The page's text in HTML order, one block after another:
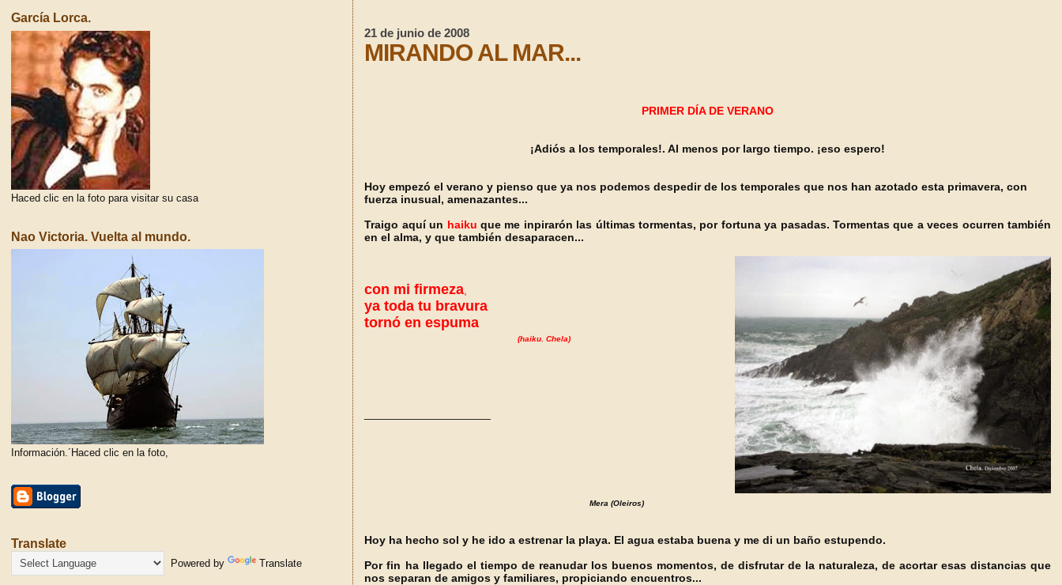
21 de junio de 2008
MIRANDO AL MAR...
PRIMER DÍA DE VERANO
¡Adiós a los temporales!. Al menos por largo tiempo. ¡eso espero!
Hoy empezó el verano y pienso que ya nos podemos despedir de los temporales que nos han azotado esta primavera, con
fuerza inusual, amenazantes...
Traigo aquí un haiku que me inpirarón las últimas tormentas, por fortuna ya pasadas. Tormentas que a veces ocurren también
en el alma, y que también desaparacen...
con mi firmeza
ya toda tu bravura
tornó en espuma
(haiku. Chela)
Mera (Oleiros)
Hoy ha hecho sol y he ido a estrenar la playa. El agua estaba buena y me di un baño estupendo.
Por fin ha llegado el tiempo de reanudar los buenos momentos, de disfrutar de la naturaleza, de acortar esas distancias que
nos separan de amigos y familiares, propiciando encuentros...
García Lorca.
Haced clic en la foto para visitar su casa
Nao Victoria. Vuelta al mundo.
Información.´Haced clic en la foto,
Translate
Powered by Translate